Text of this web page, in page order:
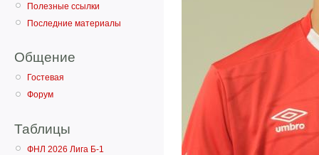
Полезные ссылки
Последние материалы
Общение
Гостевая
Форум
Таблицы
ФНЛ 2026 Лига Б-1